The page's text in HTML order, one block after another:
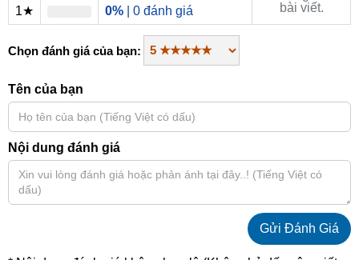
bài viết.
1★
0% | 0 đánh giá
Chọn đánh giá của bạn:
Tên của bạn
Nội dung đánh giá